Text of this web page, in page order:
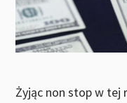
Żyjąc non stop w tej